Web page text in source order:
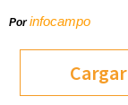
Porinfocampo